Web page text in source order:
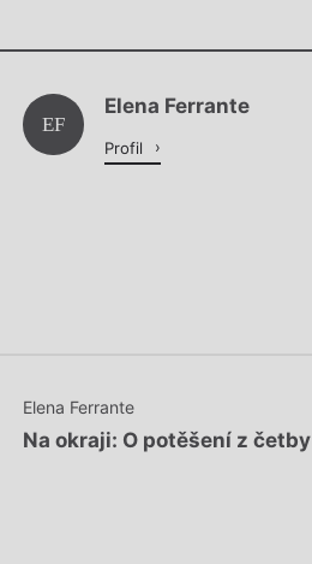
EF
Elena Ferrante
Profil
Elena Ferrante
Na okraji: O potěšení z